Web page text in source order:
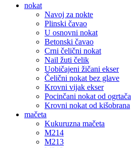
nokat
Navoj za nokte
Plinski čavao
U osnovni nokat
Betonski čavao
Crni čelični nokat
Nail žuti čelik
Uobičajeni žičani ekser
Čelični nokat bez glave
Krovni vijak ekser
Pocinčani nokat od ogrtača
Krovni nokat od kišobrana
mačeta
Kukuruzna mačeta
M214
M213